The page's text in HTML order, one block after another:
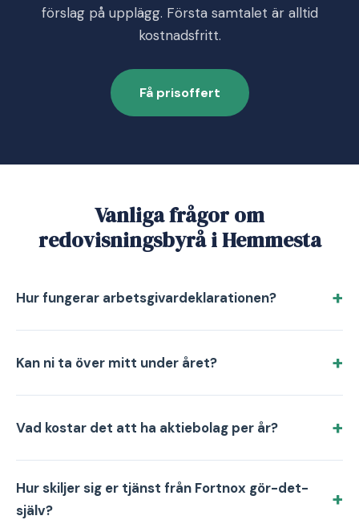
förslag på upplägg. Första samtalet är alltid
kostnadsfritt.
Få prisoffert
Vanliga frågor om
redovisningsbyrå i Hemmesta
Hur fungerar arbetsgivardeklarationen?
Kan ni ta över mitt under året?
Vad kostar det att ha aktiebolag per år?
Hur skiljer sig er tjänst från Fortnox gör-det-
själv?